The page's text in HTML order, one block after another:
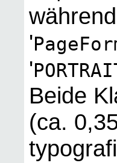
'
'
Beide
(ca.